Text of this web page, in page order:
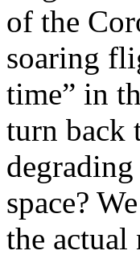
of the
soaring
time” in
turn back
space?
the actual